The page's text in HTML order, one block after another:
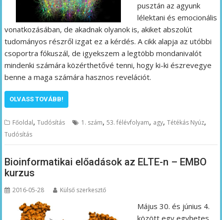
pusztán az agyunk
lélektani és emocionális
vonatkozásában, de akadnak olyanok is, akiket abszolút
tudományos részről izgat ez a kérdés. A cikk alapja az utóbbi
csoportra fókuszál, de igyekszem a legtöbb mondanivalót
mindenki számára közérthetővé tenni, hogy ki-ki észrevegye
benne a maga számára hasznos revelációt.
OLVASS TOVÁBB!
Főoldal,Tudósítás 1. szám,53. félévfolyam, agy,Tétékás Nyúz,
Tudósítás
Bioinformatikai előadások az ELTE-n – EMBO
kurzus
2016-05-28 Külső szerkesztő
Május 30. és június 4.
között egy egyhetes